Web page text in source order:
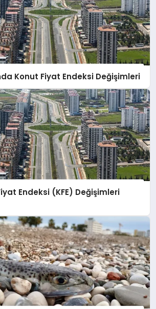
Konut Fiyat Endeksi Değişimleri
Endeksi (KFE) Değişimleri